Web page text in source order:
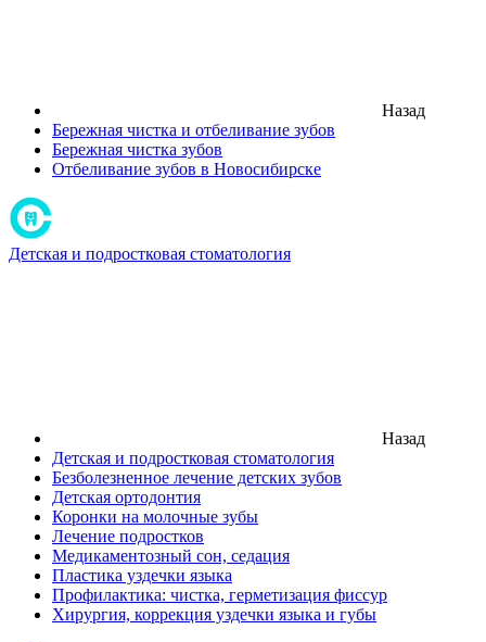
Назад
Бережная чистка и отбеливание зубов
Бережная чистка зубов
Отбеливание зубов в Новосибирске
Детская и подростковая стоматология
Назад
Детская и подростковая стоматология
Безболезненное лечение детских зубов
Детская ортодонтия
Коронки на молочные зубы
Лечение подростков
Медикаментозный сон, седация
Пластика уздечки языка
Профилактика: чистка, герметизация фиссур
Хирургия, коррекция уздечки языка и губы